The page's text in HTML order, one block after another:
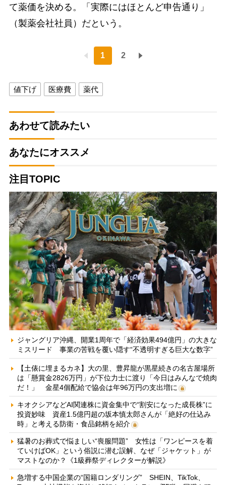
て薬価を決める。「実際にはほとんど申告通り」
（製薬会社社員）だという。
1 2
値下げ 医療費 薬代
あわせて読みたい
あなたにオススメ
注目TOPIC
ジャングリア沖縄、開業1周年で「経済効果494億円」の大きな
ミスリード 事業の苦戦を覆い隠す“不透明すぎる巨大な数字”
【土俵に埋まるカネ】大の里、豊昇龍が黒星続きの名古屋場所
は「懸賞金2826万円」が下位力士に渡り「今日はみんなで焼肉
だ！」 金星4個配給で協会は年96万円の支出増に
キオクシアなどAI関連株に資金集中で“割安になった成長株”に
投資妙味 資産1.5億円超の坂本慎太郎さんが「絶好の仕込み
時」と考える防衛・食品銘柄を紹介
猛暑のお葬式で悩ましい“喪服問題” 女性は「ワンピースを着
ていけばOK」という俗説に潜む誤解、なぜ「ジャケット」が
マストなのか？《1級葬祭ディレクターが解説》
急増する中国企業の“国籍ロンダリング” SHEIN、TikTok、